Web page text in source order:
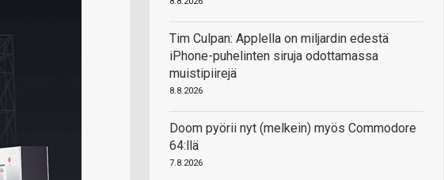
Tim Culpan: Applella on miljardin edestä
iPhone-puhelinten siruja odottamassa
muistipiirejä
8.8.2026
Doom pyörii nyt (melkein) myös Commodore
64:llä
7.8.2026